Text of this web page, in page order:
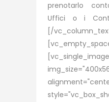
prenotarlo
Uffici o i
[/